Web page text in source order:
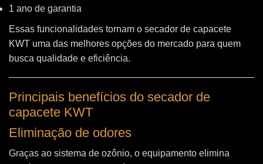
1 ano de garantia
Essas funcionalidades tornam o secador de capacete
KWT uma das melhores opções do mercado para quem
busca qualidade e eficiência.
Principais benefícios do secador de
capacete KWT
Eliminação de odores
Graças ao sistema de ozônio, o equipamento elimina